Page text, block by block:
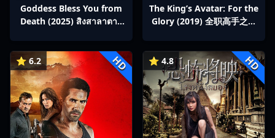
Goddess Bless You from
Death (2025) สิงสาลาตาย
The King’s Avatar: For the
Glory (2019) 全职高手之巅
⭐ 6.2 HD ⭐ 4.8 HD